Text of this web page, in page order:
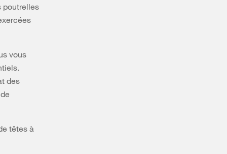
poutrelles
vous
des
têtes à